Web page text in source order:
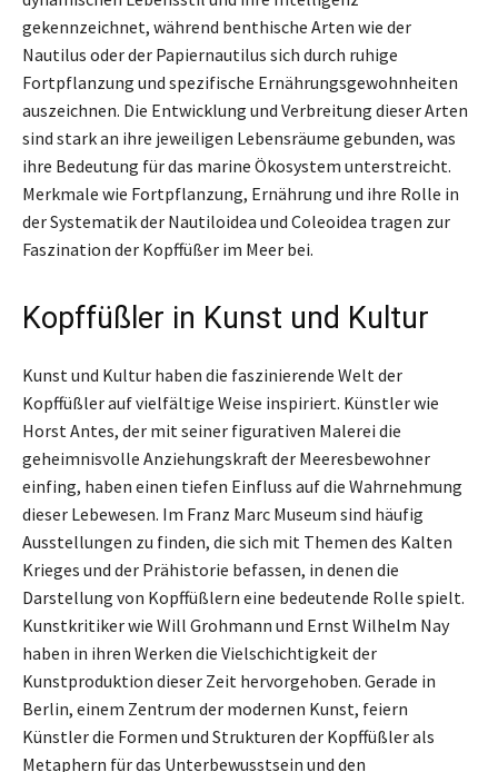
gekennzeichnet, während benthische Arten wie der
Nautilus oder der Papiernautilus sich durch ruhige
Fortpflanzung und spezifische Ernährungsgewohnheiten
auszeichnen. Die Entwicklung und Verbreitung dieser Arten
sind stark an ihre jeweiligen Lebensräume gebunden, was
ihre Bedeutung für das marine Ökosystem unterstreicht.
Merkmale wie Fortpflanzung, Ernährung und ihre Rolle in
der Systematik der Nautiloidea und Coleoidea tragen zur
Faszination der Kopffüßer im Meer bei.
Kopffüßler in Kunst und Kultur
Kunst und Kultur haben die faszinierende Welt der
Kopffüßler auf vielfältige Weise inspiriert. Künstler wie
Horst Antes, der mit seiner figurativen Malerei die
geheimnisvolle Anziehungskraft der Meeresbewohner
einfing, haben einen tiefen Einfluss auf die Wahrnehmung
dieser Lebewesen. Im Franz Marc Museum sind häufig
Ausstellungen zu finden, die sich mit Themen des Kalten
Krieges und der Prähistorie befassen, in denen die
Darstellung von Kopffüßlern eine bedeutende Rolle spielt.
Kunstkritiker wie Will Grohmann und Ernst Wilhelm Nay
haben in ihren Werken die Vielschichtigkeit der
Kunstproduktion dieser Zeit hervorgehoben. Gerade in
Berlin, einem Zentrum der modernen Kunst, feiern
Künstler die Formen und Strukturen der Kopffüßler als
Metaphern für das Unterbewusstsein und den